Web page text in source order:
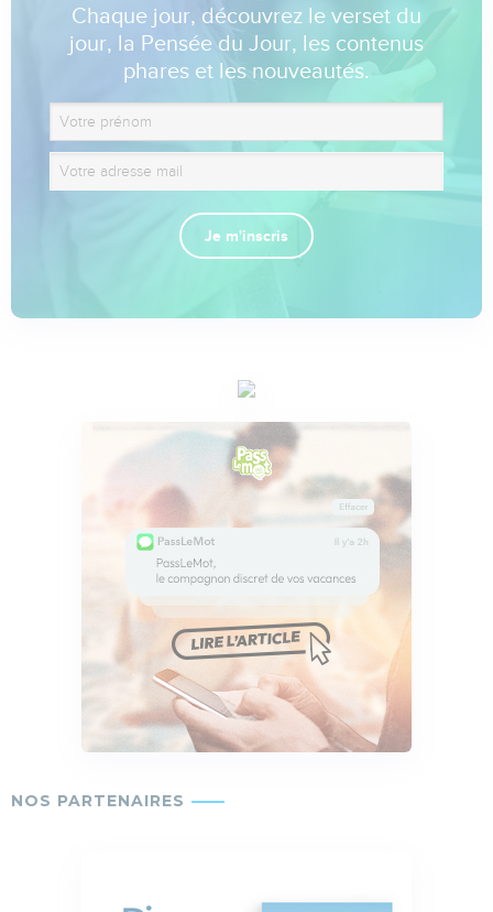
Chaque jour, découvrez le verset du
jour, la Pensée du Jour, les contenus
phares et les nouveautés.
Je m'inscris